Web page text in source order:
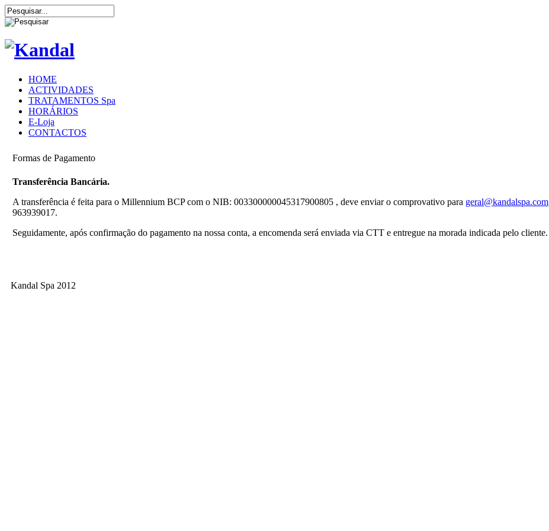
HOME
ACTIVIDADES
TRATAMENTOS Spa
HORÁRIOS
E-Loja
CONTACTOS
Formas de Pagamento
Transferência Bancária.
A transferência é feita para o Millennium BCP com o NIB: 003300000045317900805 , deve enviar o comprovativo para geral@kandalspa.com
963939017.
Seguidamente, após confirmação do pagamento na nossa conta, a encomenda será enviada via CTT e entregue na morada indicada pelo cliente.
Kandal Spa 2012